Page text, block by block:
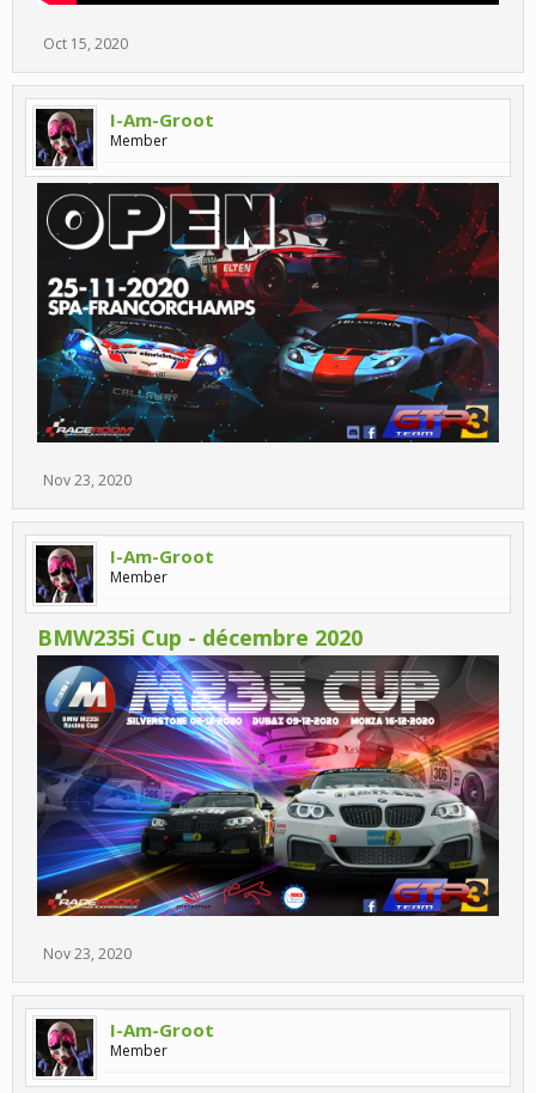
Oct 15, 2020
I-Am-Groot
Member
Nov 23, 2020
I-Am-Groot
Member
BMW235i Cup - décembre 2020
Nov 23, 2020
I-Am-Groot
Member